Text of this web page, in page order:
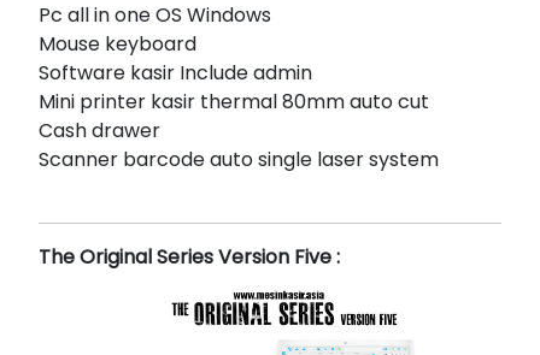
Pc all in one OS Windows
Mouse keyboard
Software kasir Include admin
Mini printer kasir thermal 80mm auto cut
Cash drawer
Scanner barcode auto single laser system
The Original Series Version Five :